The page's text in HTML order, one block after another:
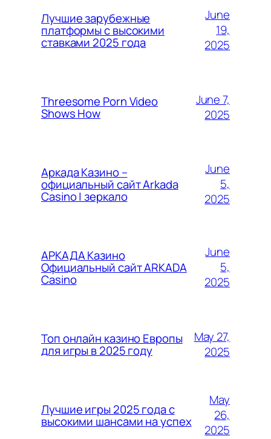
Лучшие зарубежные
платформы с высокими
ставками 2025 года
June
19,
2025
Threesome Porn Video
Shows How
June 7,
2025
Аркада Казино –
официальный сайт Arkada
Casino | зеркало
June
5,
2025
АРКАДА Казино
Официальный сайт ARKADA
Casino
June
5,
2025
Топ онлайн казино Европы
для игры в 2025 году
May 27,
2025
Лучшие игры 2025 года с
высокими шансами на успех
May
26,
2025